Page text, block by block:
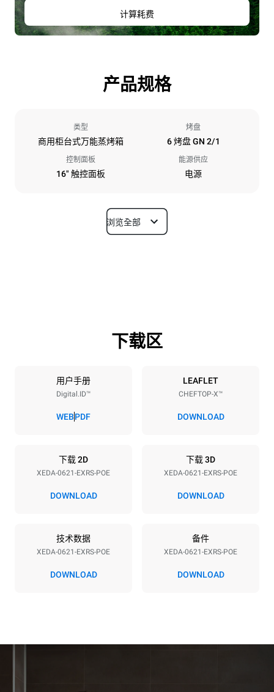
计算耗费
产品规格
类型
商用柜台式万能蒸烤箱
烤盘
6 烤盘 GN 2/1
控制面板
16" 触控面板
能源供应
电源
尺寸
烤盘规格
6 GN 2/1
烤盘间距
电压
380-415V 3N~ / 220-240V
3~
功率
23,1 kW
50 / 60 Hz 不包括
连接到的电网的能源组合；
浏览全部
下载区
用户手册
Digital.ID™
WEBPDF
LEAFLET
CHEFTOP-X™
DOWNLOAD
下载 2D
XEDA-0621-EXRS-POE
DOWNLOAD
下载 3D
XEDA-0621-EXRS-POE
DOWNLOAD
技术数据
XEDA-0621-EXRS-POE
DOWNLOAD
备件
XEDA-0621-EXRS-POE
DOWNLOAD